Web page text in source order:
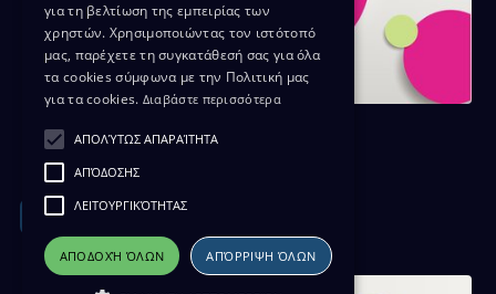
English News 20/03/25
20 Μαρτίου 2025
Download
για τη βελτίωση της εμπειρίας των
χρηστών. Χρησιμοποιώντας τον ιστότοπό
μας, παρέχετε τη συγκατάθεσή σας για όλα
τα cookies σύμφωνα με την Πολιτική μας
για τα cookies. Διαβάστε περισσότερα
ΑΠΟΛΎΤΩΣ ΑΠΑΡΑΊΤΗΤΑ
ΑΠΌΔΟΣΗΣ
ΛΕΙΤΟΥΡΓΙΚΌΤΗΤΑΣ
ΑΠΟΔΟΧΉ ΌΛΩΝ ΑΠΌΡΡΙΨΗ ΌΛΩΝ